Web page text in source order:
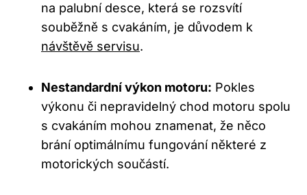
na‌ palubní desce, která ⁢se rozsvítí
souběžně s cvakáním, ⁢je důvodem k
návštěvě servisu.
Nestandardní výkon ‌motoru: Pokles
výkonu​ či nepravidelný ⁢chod motoru ‍spolu
s cvakáním mohou znamenat, že něco
brání optimálnímu ‍fungování některé z
motorických součástí.